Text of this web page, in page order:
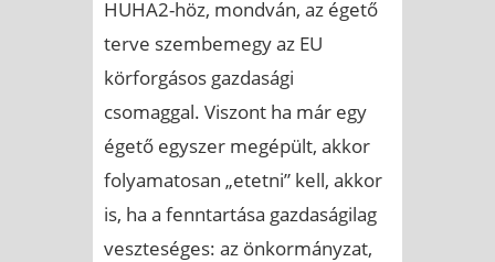
HUHA2-höz, mondván, az égető
terve szembemegy az EU
körforgásos gazdasági
csomaggal. Viszont ha már egy
égető egyszer megépült, akkor
folyamatosan „etetni” kell, akkor
is, ha a fenntartása gazdaságilag
veszteséges: az önkormányzat,